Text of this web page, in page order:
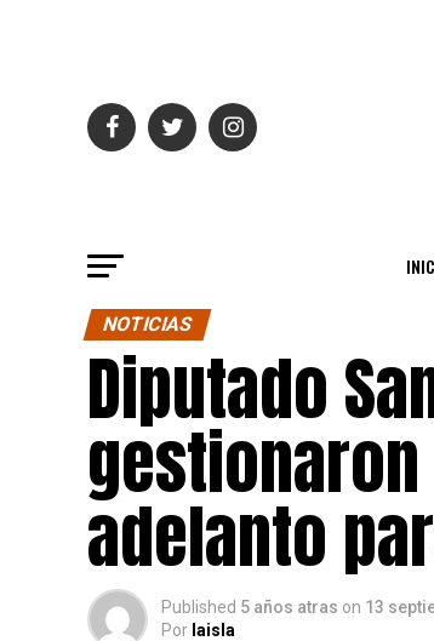
NOTICIAS
Diputado
adelanto
Published 5 años atras on 13
Por laisla